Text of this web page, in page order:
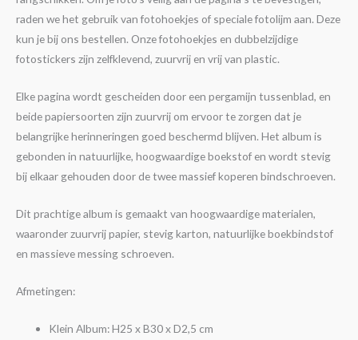
raden we het gebruik van fotohoekjes of speciale fotolijm aan. Deze
kun je bij ons bestellen. Onze fotohoekjes en dubbelzijdige
fotostickers zijn zelfklevend, zuurvrij en vrij van plastic.
Elke pagina wordt gescheiden door een pergamijn tussenblad, en
beide papiersoorten zijn zuurvrij om ervoor te zorgen dat je
belangrijke herinneringen goed beschermd blijven. Het album is
gebonden in natuurlijke, hoogwaardige boekstof en wordt stevig
bij elkaar gehouden door de twee massief koperen bindschroeven.
Dit prachtige album is gemaakt van hoogwaardige materialen,
waaronder zuurvrij papier, stevig karton, natuurlijke boekbindstof
en massieve messing schroeven.
Afmetingen:
Klein Album: H25 x B30 x D2,5 cm